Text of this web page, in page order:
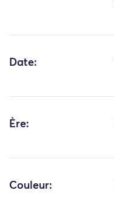
Date:
Ère:
Couleur: